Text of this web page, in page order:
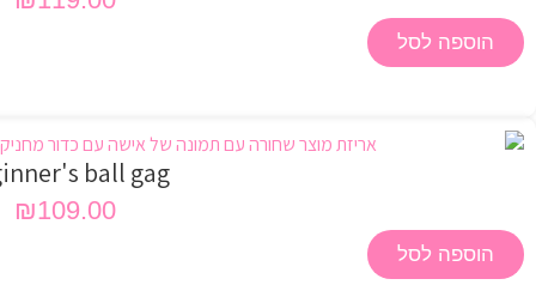
הוספה לסל
ball gag
₪109.00
הוספה לסל